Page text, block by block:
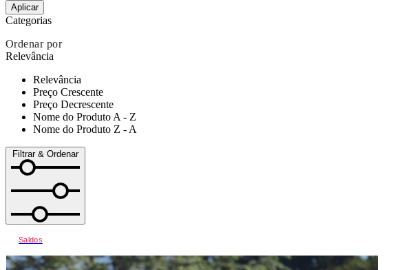
Aplicar
Categorias
Ordenar por
Relevância
Relevância
Preço Crescente
Preço Decrescente
Nome do Produto A - Z
Nome do Produto Z - A
Filtrar & Ordenar
Saldos